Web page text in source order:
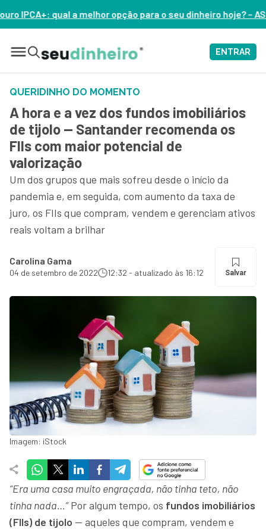
para o seu dinheiro hoje? – ASSISTA AGORA
ENTRAR
QUERIDINHO DO MOMENTO
A hora e a vez dos fundos imobiliários
de tijolo — Santander recomenda os
FIIs com maior potencial de
valorização
Um dos grupos que mais sofreu desde o início da
pandemia e, em seguida, com aumento da taxa de
juro, os FIIs que compram, vendem e gerenciam ativos
reais voltam a brilhar
Carolina Gama
04 de setembro de 2022 12:32 - atualizado às 16:12 Salvar
Imagem: iStock
“Era uma casa muito engraçada, não tinha teto, não
tinha nada…”Por algum tempo, os fundos imobiliários
(FIIs) de tijolo — aqueles que compram, vendem e